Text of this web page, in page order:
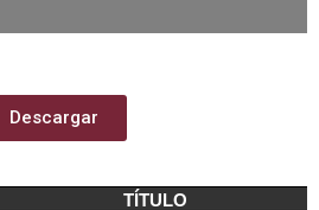
Descargar